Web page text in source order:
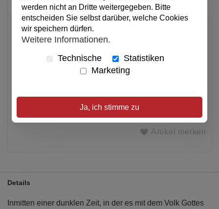
1,90 €
pro Stück
In den Warenkorb
Alle Preise inkl. MwSt.
Artikel merken
Details
Inmitten einer dunklen Zeit, in der es mit dem Volk Gottes
werden nicht an Dritte weitergegeben. Bitte
entscheiden Sie selbst darüber, welche Cookies
wir speichern dürfen.
Weitere Informationen.
Technische
Statistiken
Marketing
Ja, ich stimme zu